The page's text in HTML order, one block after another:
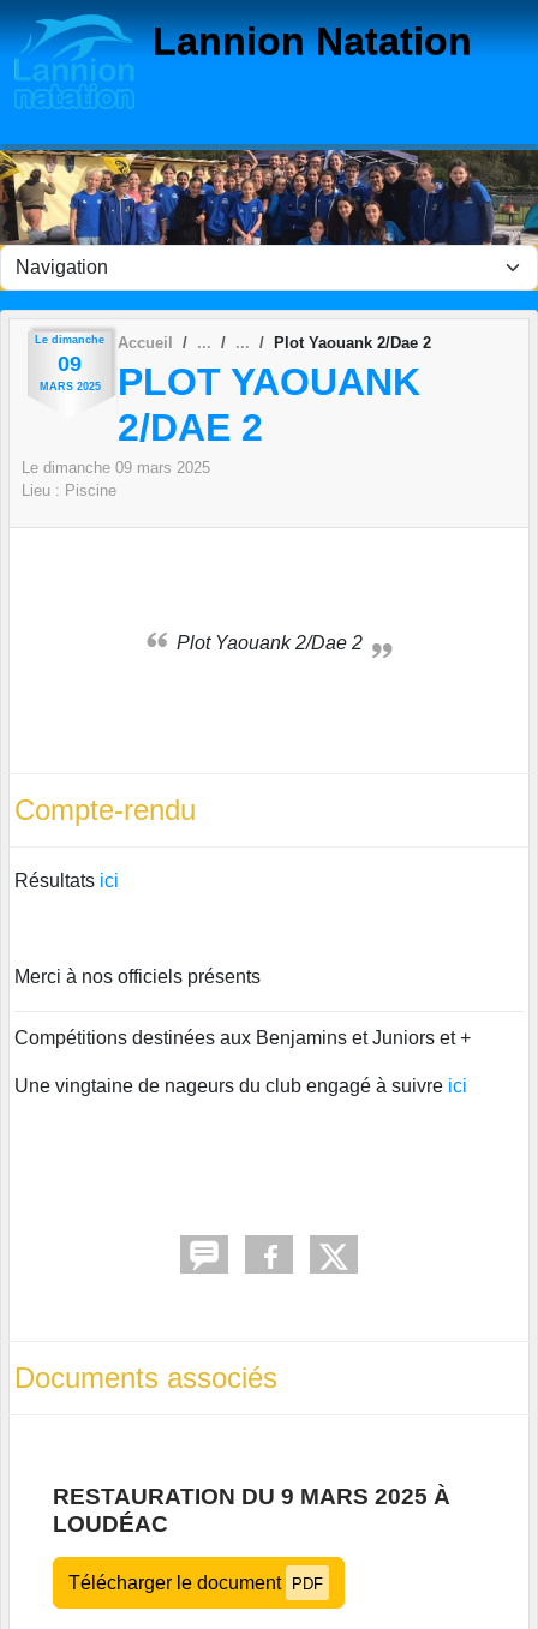
Lannion Natation
Le dimanche
09
MARS 2025
Accueil Plot Yaouank 2/Dae 2
PLOT YAOUANK
2/DAE 2
Le dimanche 09 mars 2025
Lieu : Piscine
Plot Yaouank 2/Dae 2
Compte-rendu
Résultats ici
Merci à nos officiels présents
Compétitions destinées aux Benjamins et Juniors et +
Une vingtaine de nageurs du club engagé à suivre ici
Documents associés
RESTAURATION DU 9 MARS 2025 À
LOUDÉAC
Télécharger le document PDF
Panneau de gestion des cookies